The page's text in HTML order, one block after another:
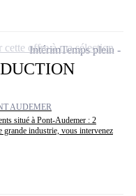
AUDEMER
situé à Pont-Audemer : 2
grande industrie, vous intervenez
IntérimTemps plein
cette offre à ma sélection